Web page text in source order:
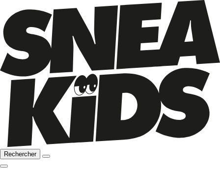
Rechercher